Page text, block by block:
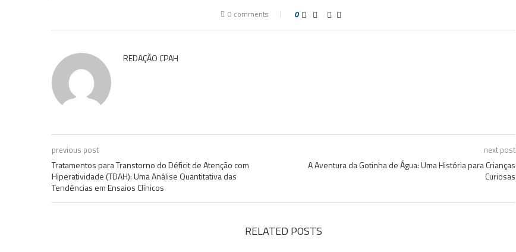
0 comments 0
REDAÇÃO CPAH
previous post
Tratamentos para Transtorno do Déficit de Atenção com
Hiperatividade (TDAH): Uma Análise Quantitativa das
Tendências em Ensaios Clínicos
next post
A Aventura da Gotinha de Água: Uma História para Crianças
Curiosas
RELATED POSTS